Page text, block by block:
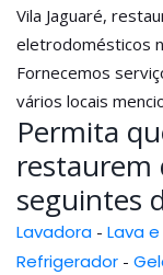
Vila Jaguaré,
eletrodomésticos
Fornecemos
vários locais
Permita
restaurem
seguintes
Lavadora - Lava
Refrigerador -